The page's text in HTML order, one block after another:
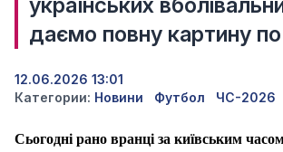
даємо повну картину
12.06.2026 13:01
Категории: Новини Футбол ЧС-2026
Сьогодні рано вранці за київським